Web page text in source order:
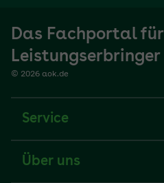
Das Fachportal für
Leistungserbringer
© 2026 aok.de
Service
Über uns